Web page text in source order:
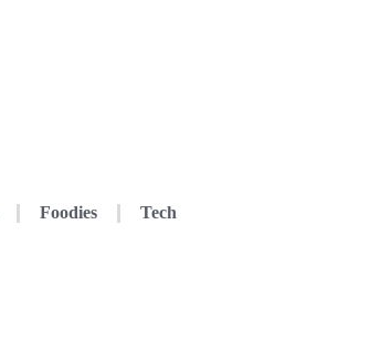
Foodies Tech